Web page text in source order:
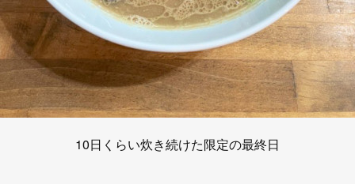
10日くらい炊き続けた限定の最終日